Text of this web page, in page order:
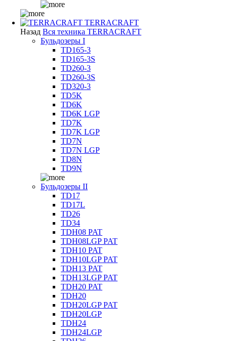
TERRACRAFT
Назад Вся техника TERRACRAFT
Бульдозеры I
TD165-3
TD165-3S
TD260-3
TD260-3S
TD320-3
TD5K
TD6K
TD6K LGP
TD7K
TD7K LGP
TD7N
TD7N LGP
TD8N
TD9N
Бульдозеры II
TD17
TD17L
TD26
TD34
TDH08 PAT
TDH08LGP PAT
TDH10 PAT
TDH10LGP PAT
TDH13 PAT
TDH13LGP PAT
TDH20 PAT
TDH20
TDH20LGP PAT
TDH20LGP
TDH24
TDH24LGP